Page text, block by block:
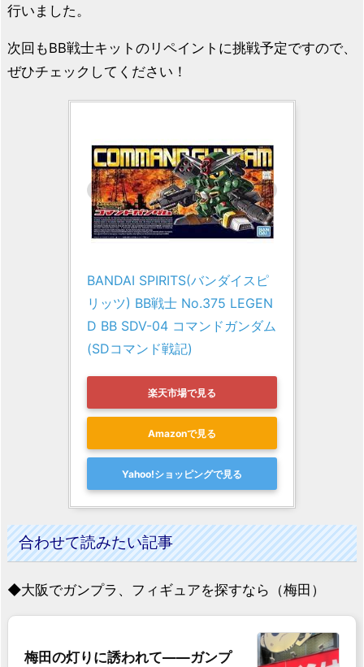
行いました。
次回もBB戦士キットのリペイントに挑戦予定ですので、
ぜひチェックしてください！
BANDAI SPIRITS(バンダイスピ
リッツ) BB戦士 No.375 LEGEN
D BB SDV-04 コマンドガンダム
(SDコマンド戦記)
楽天市場で見る
Amazonで見る
Yahoo!ショッピングで見る
合わせて読みたい記事
◆大阪でガンプラ、フィギュアを探すなら（梅田）
梅田の灯りに誘われて――ガンプ